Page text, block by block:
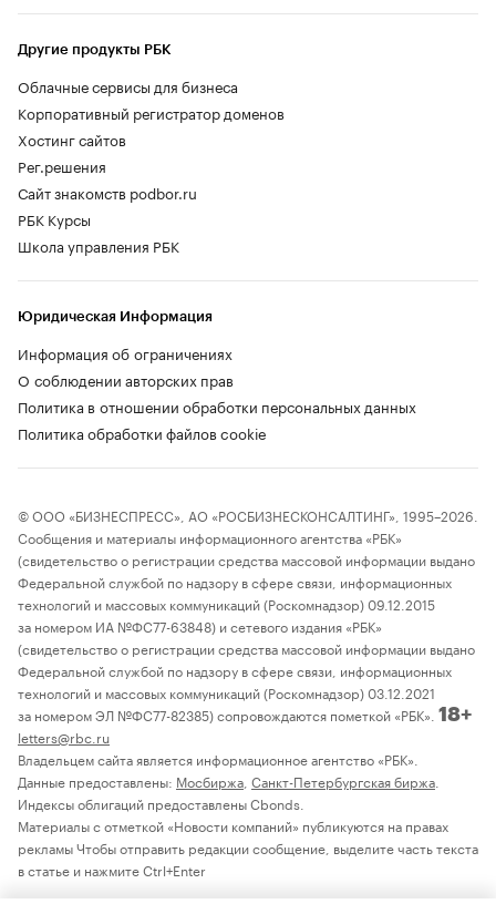
Другие продукты РБК
Облачные сервисы для бизнеса
Корпоративный регистратор доменов
Хостинг сайтов
Рег.решения
Сайт знакомств podbor.ru
РБК Курсы
Школа управления РБК
Юридическая Информация
Информация об ограничениях
О соблюдении авторских прав
Политика в отношении обработки персональных данных
Политика обработки файлов cookie
© ООО «БИЗНЕСПРЕСС», АО «РОСБИЗНЕСКОНСАЛТИНГ», 1995–2026.
Сообщения и материалы информационного агентства «РБК»
(свидетельство о регистрации средства массовой информации выдано
Федеральной службой по надзору в сфере связи, информационных
технологий и массовых коммуникаций (Роскомнадзор) 09.12.2015
за номером ИА №ФС77-63848) и сетевого издания «РБК»
(свидетельство о регистрации средства массовой информации выдано
Федеральной службой по надзору в сфере связи, информационных
технологий и массовых коммуникаций (Роскомнадзор) 03.12.2021
за номером ЭЛ №ФС77-82385) сопровождаются пометкой «РБК». 18+
letters@rbc.ru
Владельцем сайта является информационное агентство «РБК».
Данные предоставлены: Мосбиржа Санкт-Петербургская биржа
Индексы облигаций предоставлены Cbonds.
Материалы с отметкой «Новости компаний» публикуются на правах
рекламы Чтобы отправить редакции сообщение, выделите часть текста
в статье и нажмите Ctrl+Enter